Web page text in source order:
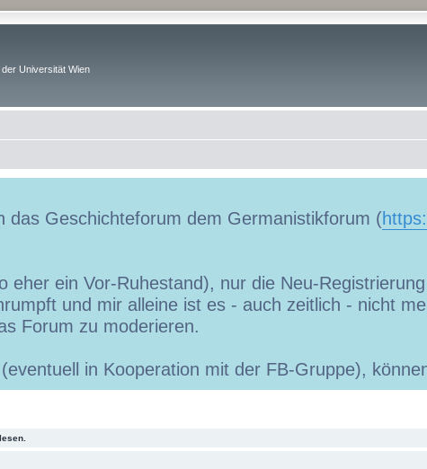
Universität Wien
das Geschichteforum dem Germanistikforum (
eher ein Vor-Ruhestand), nur die Neu-
und mir alleine ist es - auch zeitlich - nicht
Forum zu moderieren.
in Kooperation mit der FB-Gruppe),